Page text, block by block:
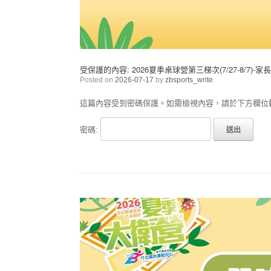
受保護的內容: 2026夏季桌球營第三梯次(7/27-8/7)-家
Posted on 2026-07-17 by zbsports_write
這篇內容受到密碼保護。如需檢視內容，請於下方欄位
密碼: